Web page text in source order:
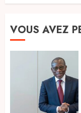
VOUS AVEZ